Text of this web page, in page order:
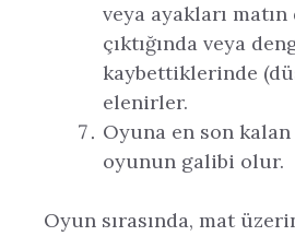
veya ayakları matın
çıktığında veya
kaybettiklerinde
elenirler.
Oyuna en son
oyunun galibi olur.
Oyun sırasında, mat